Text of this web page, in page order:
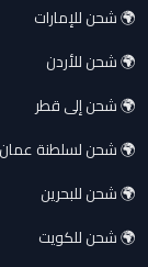
🌍 شحن للإمارات
🌍 شحن للأردن
🌍 شحن إلى قطر
🌍 شحن لسلطنة عمان
🌍 شحن للبحرين
🌍 شحن للكويت